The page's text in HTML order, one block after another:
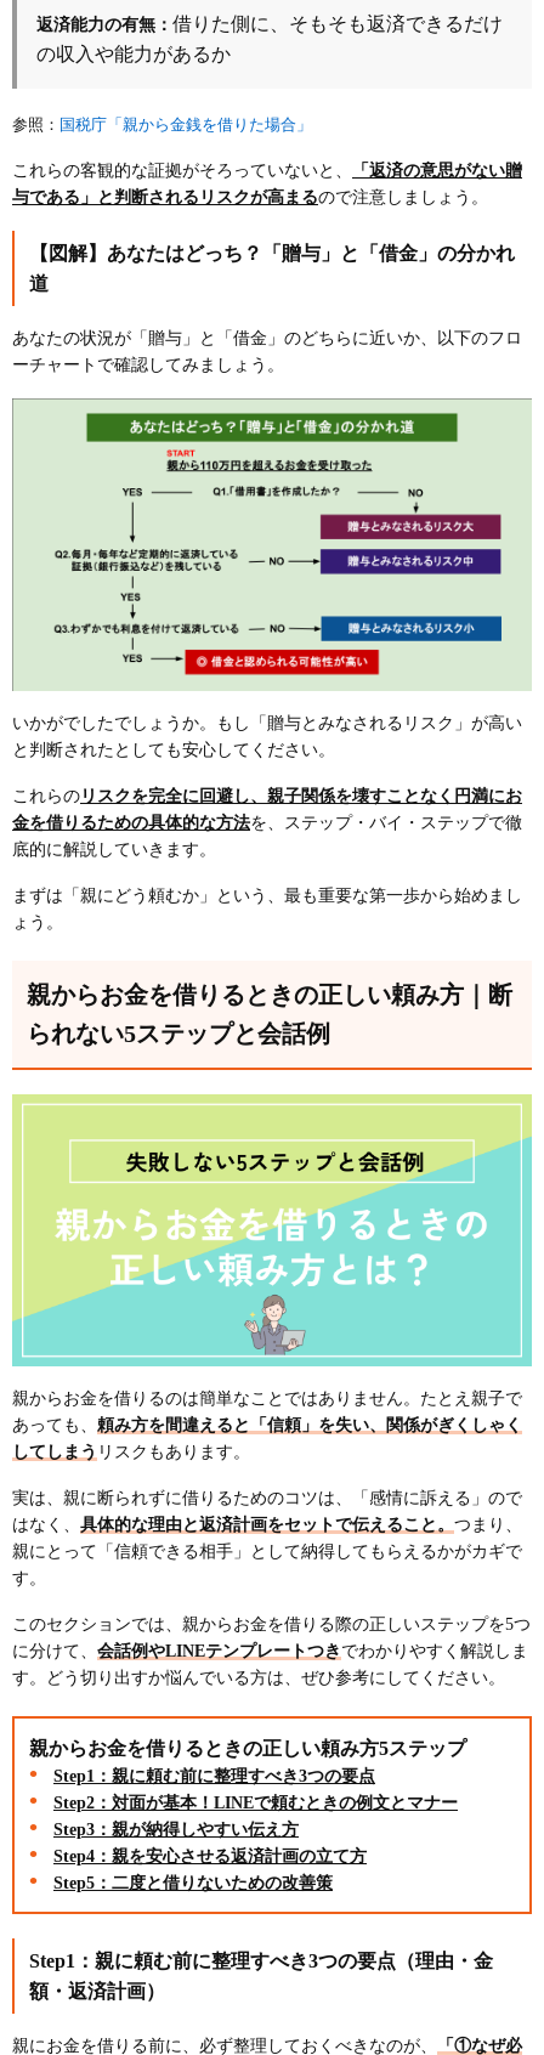
返済能力の有無： 借りた側に、そもそも返済できるだけ
の収入や能力があるか
参照： 国税庁「親から金銭を借りた場合」
これらの客観的な証拠がそろっていないと、
「返済の意思がない贈
与である」と判断されるリスクが高まるので注意しましょう。
【図解】あなたはどっち？「贈与」と「借金」の分かれ
道
あなたの状況が「贈与」と「借金」のどちらに近いか、以下のフロ
ーチャートで確認してみましょう。
いかがでしたでしょうか。もし「贈与とみなされるリスク」が高い
と判断されたとしても安心してください。
これらの リスクを完全に回避し、親子関係を壊すことなく円満にお
金を借りるための具体的な方法を、ステップ・バイ・ステップで徹
底的に解説していきます。
まずは「親にどう頼むか」という、最も重要な第一歩から始めまし
ょう。
親からお金を借りるときの正しい頼み方｜断
られない5ステップと会話例
親からお金を借りるのは簡単なことではありません。たとえ親子で
あっても、 頼み方を間違えると「信頼」を失い、関係がぎくしゃく
してしまう リスクもあります。
実は、親に断られずに借りるためのコツは、「感情に訴える」ので
はなく、 具体的な理由と返済計画をセットで伝えること。 つまり、
親にとって「信頼できる相手」として納得してもらえるかがカギで
す。
このセクションでは、親からお金を借りる際の正しいステップを5つ
に分けて、 会話例やLINEテンプレートつき でわかりやすく解説しま
す。どう切り出すか悩んでいる方は、ぜひ参考にしてください。
親からお金を借りるときの正しい頼み方5ステップ
Step1：親に頼む前に整理すべき3つの要点
Step2：対面が基本！LINEで頼むときの例文とマナー
Step3：親が納得しやすい伝え方
Step4：親を安心させる返済計画の立て方
Step5：二度と借りないための改善策
Step1：親に頼む前に整理すべき3つの要点（理由・金
額・返済計画）
親にお金を借りる前に、必ず整理しておくべきなのが、
「①なぜ必